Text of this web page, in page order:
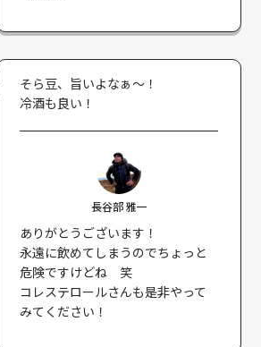
そら豆、旨いよなぁ〜！
冷酒も良い！
長谷部 雅一
ありがとうございます！
永遠に飲めてしまうのでちょっと
危険ですけどね 笑
コレステロールさんも是非やって
みてください！